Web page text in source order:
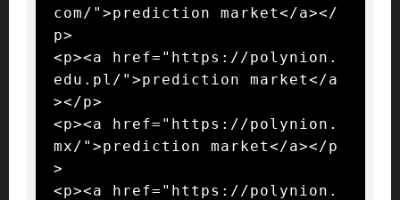
com/">prediction market</a></
p>
<p><a href="https://polynion.
edu.pl/">prediction market</a
></p>
<p><a href="https://polynion.
mx/">prediction market</a></p
>
<p><a href="https://polynion.